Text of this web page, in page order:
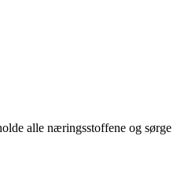
alle næringsstoffene og sørge